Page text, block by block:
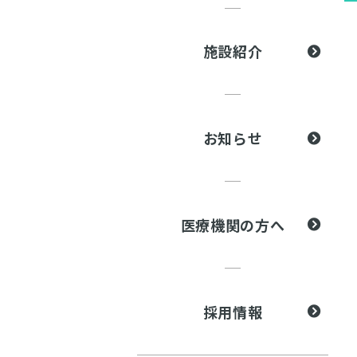
施設紹介
お知らせ
医療機関の方へ
採用情報